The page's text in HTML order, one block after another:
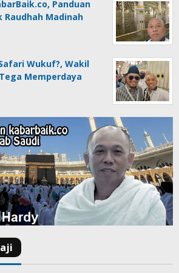
Panduan
Raudhah Madinah
Wukuf?, Wakil
Memperdaya